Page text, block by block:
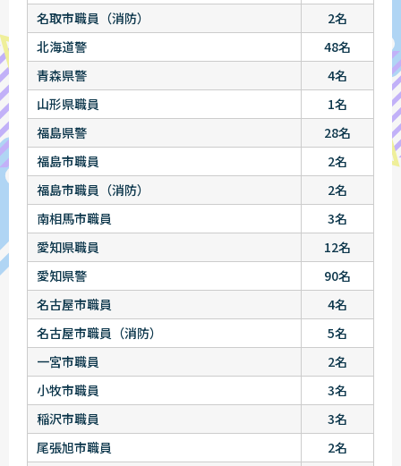
名取市職員（消防）
2名
北海道警
48名
青森県警
4名
山形県職員
1名
福島県警
28名
福島市職員
2名
福島市職員（消防）
2名
南相馬市職員
3名
愛知県職員
12名
愛知県警
90名
名古屋市職員
4名
名古屋市職員（消防）
5名
一宮市職員
2名
小牧市職員
3名
稲沢市職員
3名
尾張旭市職員
2名